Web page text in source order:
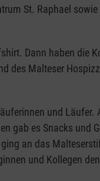
St. Raphael
Dann haben die
des Malteser
und
gab es Snacks und
an das
und Kollegen